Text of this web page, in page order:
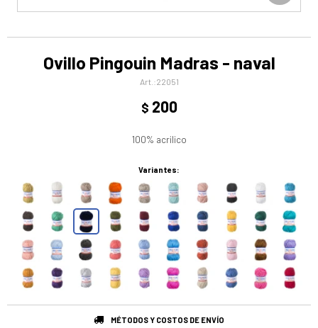
Ovillo Pingouin Madras - naval
22051
$ 200
100% acrilico
Variantes:
MÉTODOS Y COSTOS DE ENVÍO